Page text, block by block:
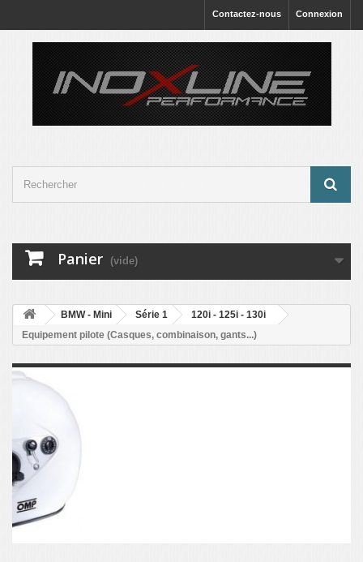
Connexion
Contactez-nous
Panier (vide)
BMW - Mini Série 1
120i - 125i - 130i
Equipement pilote (Casques, combinaison, gants...)